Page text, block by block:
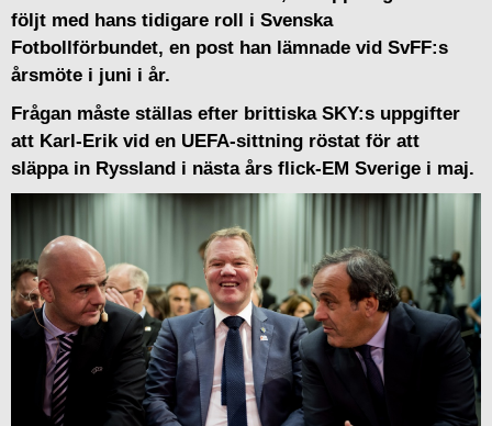
följt med hans tidigare roll i Svenska
Fotbollförbundet, en post han lämnade vid SvFF:s
årsmöte i juni i år.
Frågan måste ställas efter brittiska SKY:s uppgifter
att Karl-Erik vid en UEFA-sittning röstat för att
släppa in Ryssland i nästa års flick-EM Sverige i maj.